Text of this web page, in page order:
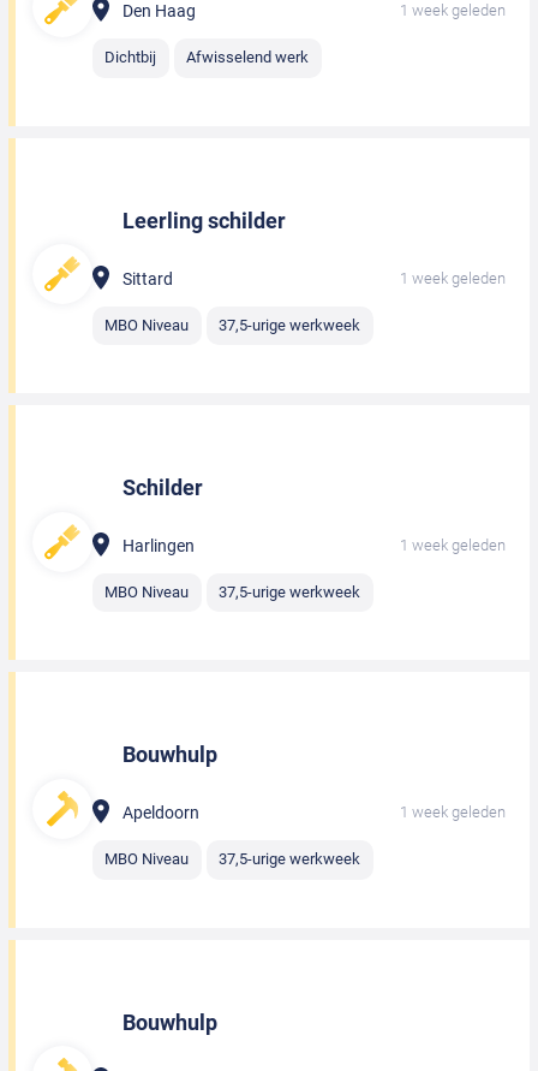
Den Haag 1 week geleden
Dichtbij Afwisselend werk
Leerling schilder
Sittard 1 week geleden
MBO Niveau 37,5-urige werkweek
Schilder
Harlingen 1 week geleden
MBO Niveau 37,5-urige werkweek
Bouwhulp
Apeldoorn 1 week geleden
MBO Niveau 37,5-urige werkweek
Bouwhulp